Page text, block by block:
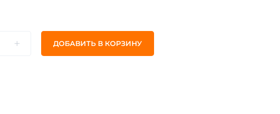
ДОБАВИТЬ В КОРЗИНУ